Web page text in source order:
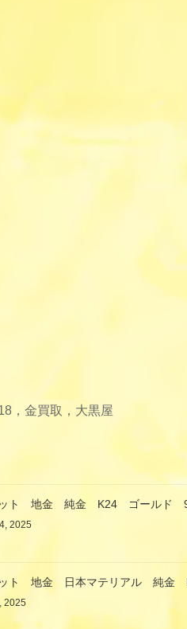
，金買取，大黒屋
ット 地金 純金 K24 ゴールド
2025
ット 地金 日本マテリアル 純
2025